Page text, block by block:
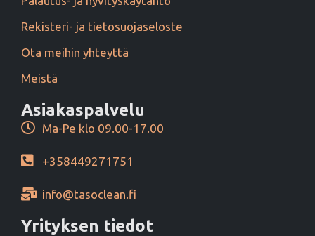
Rekisteri- ja tietosuojaseloste
Ota meihin yhteyttä
Meistä
Asiakaspalvelu
Ma-Pe klo 09.00-17.00
+358449271751
info@tasoclean.fi
Yrityksen tiedot